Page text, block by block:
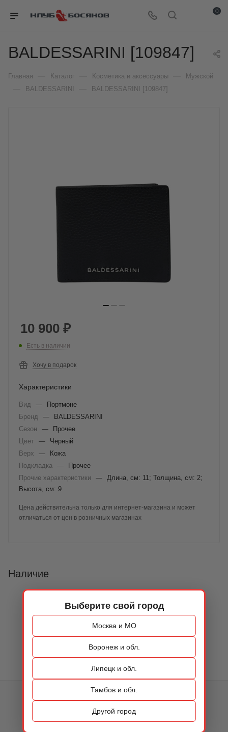
Выберите свой город
Москва и МО
Воронеж и обл.
Липецк и обл.
Тамбов и обл.
Другой город
0
BALDESSARINI [109847]
Главная Каталог Косметика и аксессуары Мужской
BALDESSARINI BALDESSARINI [109847]
10 900 ₽
Есть в наличии
Хочу в подарок
Характеристики
Вид —
Портмоне
Бренд
—
BALDESSARINI
Сезон
—
Прочее
Цвет —
Черный
Верх
—
Кожа
Подкладка
—
Прочее
Прочие характеристики
—
Длина, см: 11; Толщина, см: 2;
Высота, см: 9
Цена действительна только для интернет-магазина и может
отличаться от цен в розничных магазинах
Наличие
ОБУВЬ